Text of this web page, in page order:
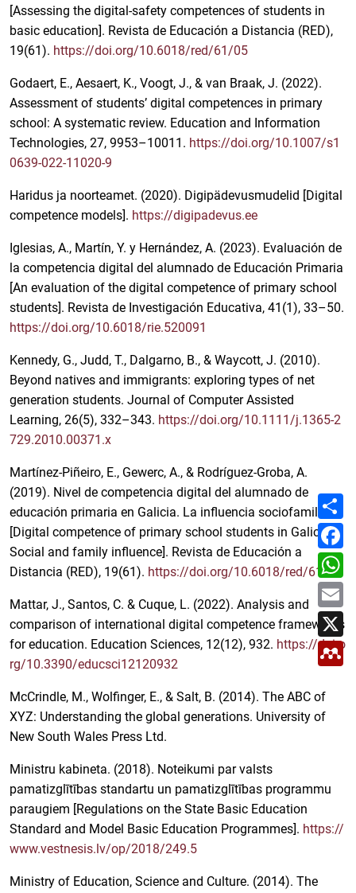
kA
p
p
i
l
X
M
[Assessing the digital-safety competences of students in
basic education]. Revista de Educación a Distancia (RED),
19(61). https://doi.org/10.6018/red/61/05
Godaert, E., Aesaert, K., Voogt, J., & van Braak, J. (2022).
Assessment of students’ digital competences in primary
school: A systematic review. Education and Information
Technologies, 27, 9953–10011. https://doi.org/10.1007/s1
0639-022-11020-9
Haridus ja noorteamet. (2020). Digipädevusmudelid [Digital
competence models]. https://digipadevus.ee
Iglesias, A., Martín, Y. y Hernández, A. (2023). Evaluación de
la competencia digital del alumnado de Educación Primaria
[An evaluation of the digital competence of primary school
students]. Revista de Investigación Educativa, 41(1), 33–50.
https://doi.org/10.6018/rie.520091
Kennedy, G., Judd, T., Dalgarno, B., & Waycott, J. (2010).
Beyond natives and immigrants: exploring types of net
generation students. Journal of Computer Assisted
Learning, 26(5), 332–343. https://doi.org/10.1111/j.1365-2
729.2010.00371.x
Martínez-Piñeiro, E., Gewerc, A., & Rodríguez-Groba, A.
(2019). Nivel de competencia digital del alumnado de
educación primaria en Galicia. La influencia sociofamiliar
[Digital competence of primary school students in Galicia:
Social and family influence]. Revista de Educación a
Distancia (RED), 19(61). https://doi.org/10.6018/red/61/01
Mattar, J., Santos, C. & Cuque, L. (2022). Analysis and
comparison of international digital competence frameworks
for education. Education Sciences, 12(12), 932. https://doi.o
rg/10.3390/educsci12120932
McCrindle, M., Wolfinger, E., & Salt, B. (2014). The ABC of
XYZ: Understanding the global generations. University of
New South Wales Press Ltd.
Ministru kabineta. (2018). Noteikumi par valsts
pamatizglītības standartu un pamatizglītības programmu
paraugiem [Regulations on the State Basic Education
Standard and Model Basic Education Programmes]. https://
www.vestnesis.lv/op/2018/249.5
Ministry of Education, Science and Culture. (2014). The